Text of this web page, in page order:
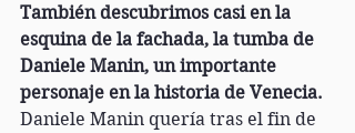
También descubrimos casi en la
esquina de la fachada, la tumba de
Daniele Manin, un importante
personaje en la historia de Venecia.
Daniele Manin quería tras el fin de